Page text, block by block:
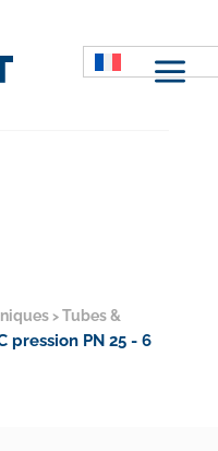
M
> Tubes &
pression PN 25 - 6